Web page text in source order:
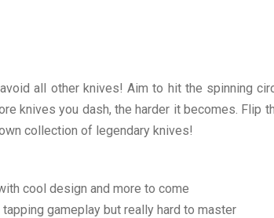
all other knives! Aim to hit the spinning
knives you dash, the harder it becomes. Flip
collection of legendary knives!
cool design and more to come
gameplay but really hard to master